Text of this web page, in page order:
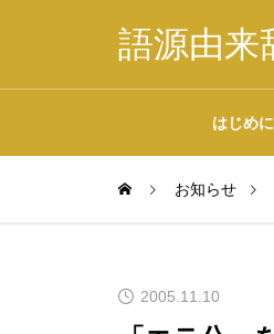
語源由来
はじめに
お知らせ
2005.11.10